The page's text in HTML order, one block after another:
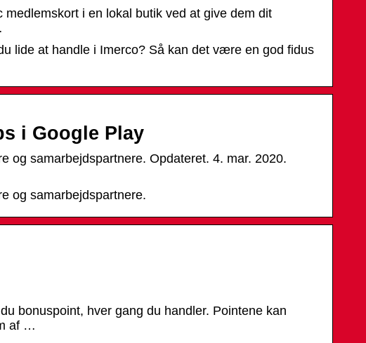
i en lokal butik ved at give dem dit
lide at handle i Imerco? Så kan det være en god fidus
i Google Play
og samarbejdspartnere. Opdateret. 4. mar. 2020.
og samarbejdspartnere.
bonuspoint, hver gang du handler. Pointene kan
af …